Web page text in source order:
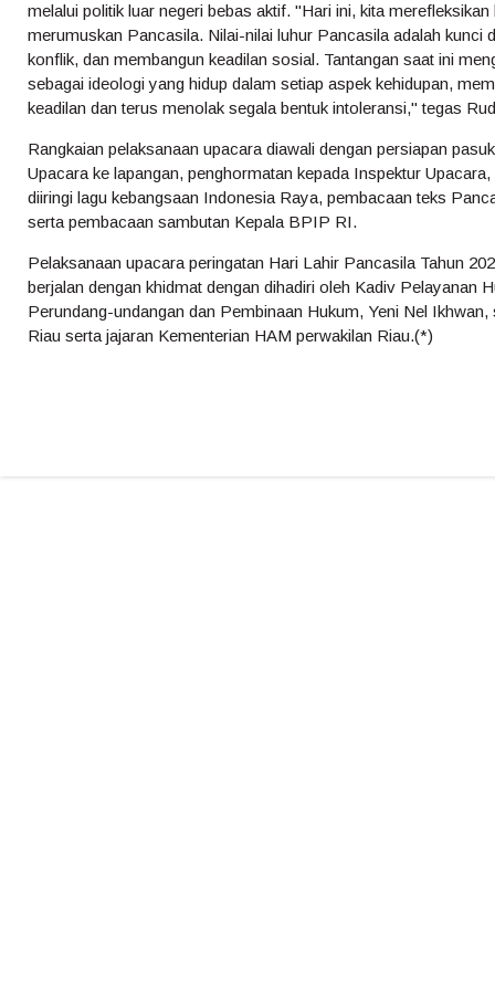
melalui politik luar negeri bebas aktif. "Hari ini, kita
merumuskan Pancasila. Nilai-nilai luhur Pancasila adalah kunci
konflik, dan membangun keadilan sosial. Tantangan saat ini
sebagai ideologi yang hidup dalam setiap aspek kehidupan,
keadilan dan terus menolak segala bentuk intoleransi," tegas
Rangkaian pelaksanaan upacara diawali dengan persiapan
Upacara ke lapangan, penghormatan kepada Inspektur
diiringi lagu kebangsaan Indonesia Raya, pembacaan teks
serta pembacaan sambutan Kepala BPIP RI.
Pelaksanaan upacara peringatan Hari Lahir Pancasila Tahun
berjalan dengan khidmat dengan dihadiri oleh Kadiv Pelayanan
Perundang-undangan dan Pembinaan Hukum, Yeni Nel
Riau serta jajaran Kementerian HAM perwakilan Riau.(*)